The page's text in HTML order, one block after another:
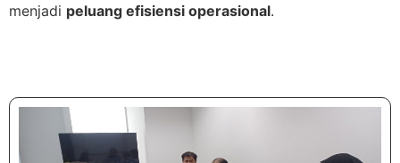
menjadi peluang efisiensi operasional.